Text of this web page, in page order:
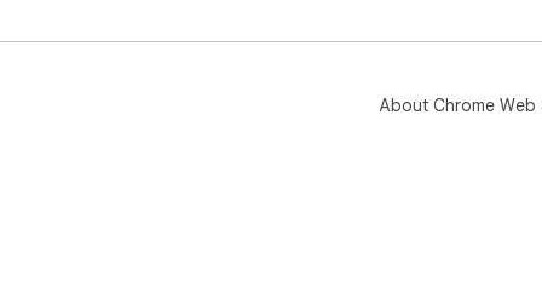
About Chrome Web